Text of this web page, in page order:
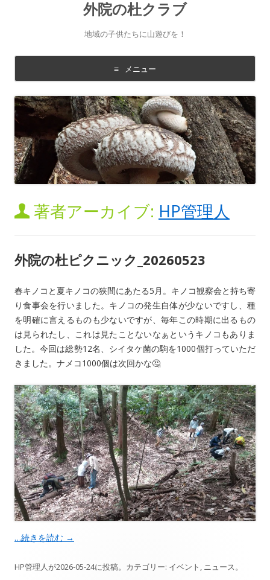
外院の杜クラブ
地域の子供たちに山遊びを！
メニュー
コ
ン
テ
ン
ツ
に
移
動
す
る
著者アーカイブ: HP管理人
外院の杜ピクニック_20260523
春キノコと夏キノコの狭間にあたる5月。キノコ観察会と持ち寄
り食事会を行いました。キノコの発生自体が少ないですし、種
を明確に言えるものも少ないですが、毎年この時期に出るもの
は見られたし、これは見たことないなぁというキノコもありま
した。今回は総勢12名、シイタケ菌の駒を1000個打っていただ
きました。ナメコ1000個は次回かな🤔
…続きを読む →
HP管理人が2026-05-24に投稿。カテゴリー: イベント , ニュース。